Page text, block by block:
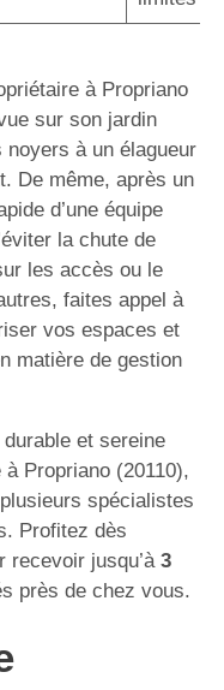
à Propriano
sur son jardin
à un élagueur
De même, après un
d’une équipe
la chute de
les accès ou le
faites appel à
vos espaces et
matière de gestion
et sereine
à Propriano (20110),
spécialistes
Profitez dès
recevoir jusqu’à 3
près de chez vous.